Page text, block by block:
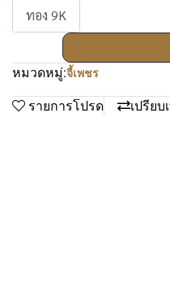
ทอง 9K
หมวดหมู่:จี้เพชร
รายการโปรด เปรียบ